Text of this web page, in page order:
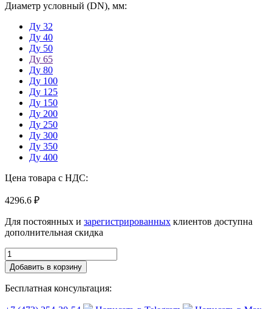
Диаметр условный (DN), мм:
Ду 32
Ду 40
Ду 50
Ду 65
Ду 80
Ду 100
Ду 125
Ду 150
Ду 200
Ду 250
Ду 300
Ду 350
Ду 400
Цена товара с НДС:
4296.6 ₽
Для постоянных и зарегистрированных клиентов доступна
дополнительная скидка
Добавить в корзину
Бесплатная консультация: